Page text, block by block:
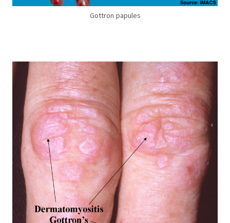
Gottron papules